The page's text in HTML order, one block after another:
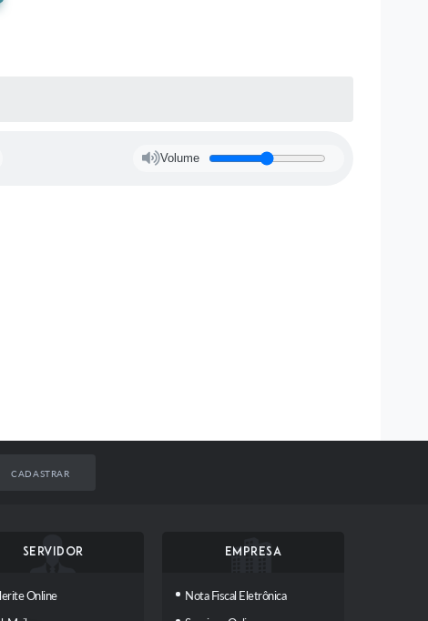
Volume
CADASTRAR
SERVIDOR
Online
EMPRESA
Nota Fiscal Eletrônica